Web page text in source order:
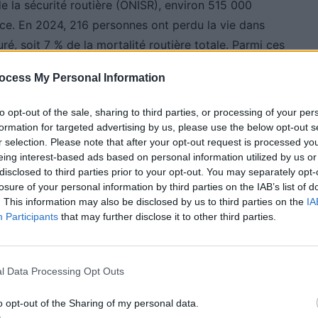
My Personal Information
opt-out of the sale, sharing to third parties, or processing of your
for targeted advertising by us, please use the below opt-out
selection. Please note that after your opt-out request is processed
interest-based ads based on personal information utilized by us
to third parties prior to your opt-out. You may separately
of your personal information by third parties on the IAB’s list of
This information may also be disclosed by us to third parties on the
Participants that may further disclose it to other third parties.
Data Processing Opt Outs
opt-out of the Sharing of my personal data.
la sécurité routière (ONISR), environ 515 000
En 2024, 216 personnes ont perdu la vie dans
soit 7 % de la mortalité routière totale. Parmi ces
non assuré.
accru. Une étude de l’ONISR de 2022
fois plus de risques d’être responsable d’un
également multiplié par 2,5 pour les conducteurs
représentée : un tiers des morts sur la route
deux tiers des conducteurs non assurés
de 35 ans.
pas une solution
du ministre de l’Intérieur, a souligné que « la